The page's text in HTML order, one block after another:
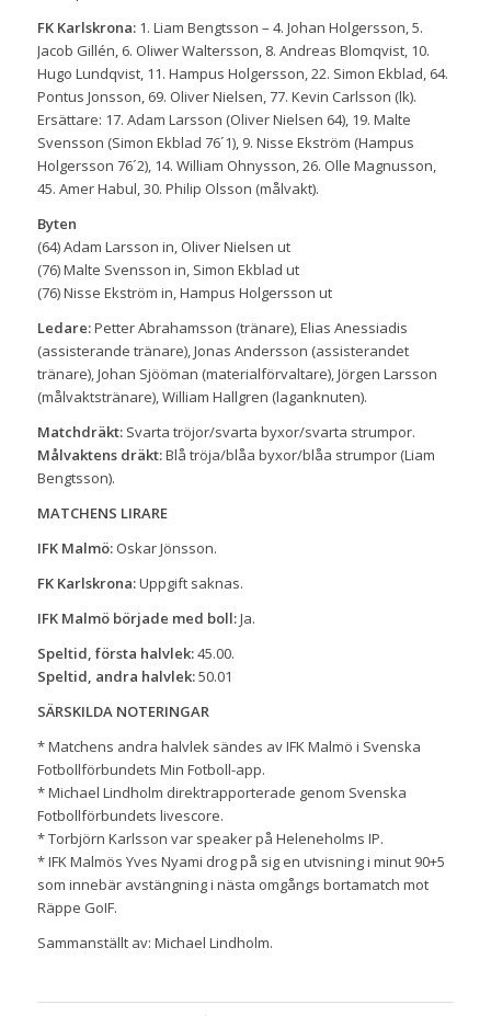
FK Karlskrona:1. Liam Bengtsson – 4. Johan Holgersson, 5.
Jacob Gillén, 6. Oliwer Waltersson, 8. Andreas Blomqvist, 10.
Hugo Lundqvist, 11. Hampus Holgersson, 22. Simon Ekblad, 64.
Pontus Jonsson, 69. Oliver Nielsen, 77. Kevin Carlsson (lk).
Ersättare: 17. Adam Larsson (Oliver Nielsen 64), 19. Malte
Svensson (Simon Ekblad 76´1), 9. Nisse Ekström (Hampus
Holgersson 76´2), 14. William Ohnysson, 26. Olle Magnusson,
45. Amer Habul, 30. Philip Olsson (målvakt).
Byten
(64) Adam Larsson in, Oliver Nielsen ut
(76) Malte Svensson in, Simon Ekblad ut
(76) Nisse Ekström in, Hampus Holgersson ut
Ledare:Petter Abrahamsson (tränare), Elias Anessiadis
(assisterande tränare), Jonas Andersson (assisterandet
tränare), Johan Sjööman (materialförvaltare), Jörgen Larsson
(målvaktstränare), William Hallgren (laganknuten).
Matchdräkt:Svarta tröjor/svarta byxor/svarta strumpor.
Målvaktens dräkt:Blå tröja/blåa byxor/blåa strumpor (Liam
Bengtsson).
MATCHENS LIRARE
IFK Malmö: Oskar Jönsson.
FK Karlskrona:Uppgift saknas.
IFK Malmö började med boll:Ja.
Speltid, första halvlek:45.00.
Speltid, andra halvlek:50.01
SÄRSKILDA NOTERINGAR
* Matchens andra halvlek sändes av IFK Malmö i Svenska
Fotbollförbundets Min Fotboll-app.
* Michael Lindholm direktrapporterade genom Svenska
Fotbollförbundets livescore.
* Torbjörn Karlsson var speaker på Heleneholms IP.
* IFK Malmös Yves Nyami drog på sig en utvisning i minut 90+5
som innebär avstängning i nästa omgångs bortamatch mot
Räppe GoIF.
Sammanställt av: Michael Lindholm.